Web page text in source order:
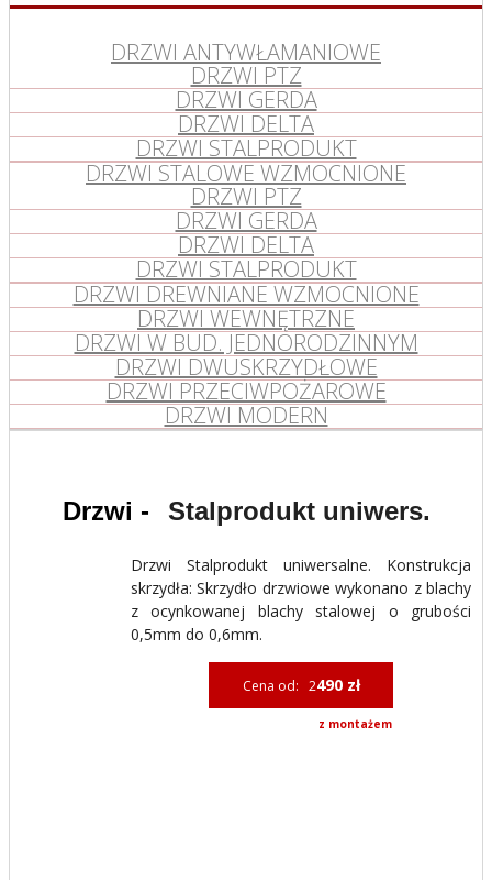
DRZWI ANTYWŁAMANIOWE
DRZWI PTZ
DRZWI GERDA
DRZWI DELTA
DRZWI STALPRODUKT
DRZWI STALOWE WZMOCNIONE
DRZWI PTZ
DRZWI GERDA
DRZWI DELTA
DRZWI STALPRODUKT
DRZWI DREWNIANE WZMOCNIONE
DRZWI WEWNĘTRZNE
DRZWI W BUD. JEDNORODZINNYM
DRZWI DWUSKRZYDŁOWE
DRZWI PRZECIWPOŻAROWE
DRZWI MODERN
Stalprodukt uniwers.
Drzwi Stalprodukt uniwersalne. Konstrukcja
skrzydła: Skrzydło drzwiowe wykonano z blachy
z ocynkowanej blachy stalowej o grubości
0,5mm do 0,6mm.
Cena od: 2490 zł
z montażem